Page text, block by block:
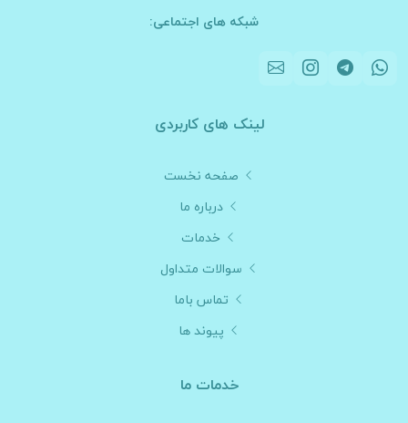
شبکه های اجتماعی:
لینک های کاربردی
صفحه نخست
درباره ما
خدمات
سوالات متداول
تماس باما
پیوند ها
خدمات ما